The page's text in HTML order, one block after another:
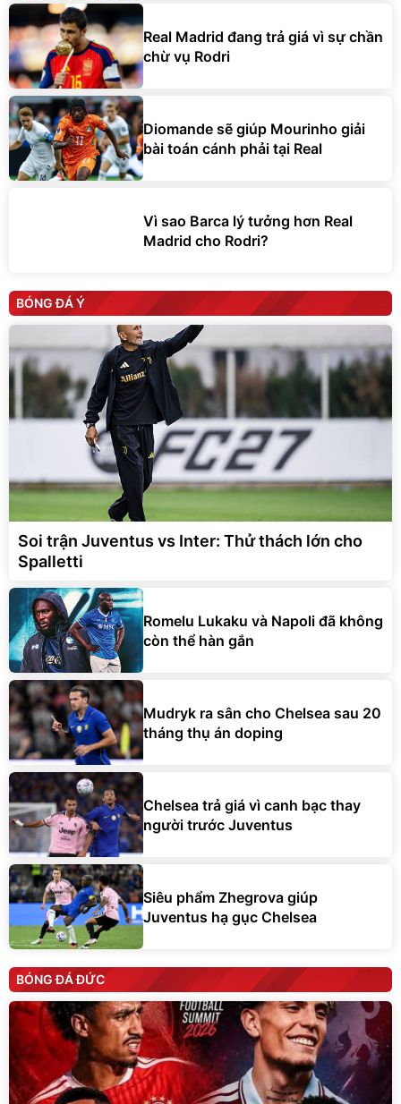
Real Madrid đang trả giá vì sự chần
chừ vụ Rodri
Diomande sẽ giúp Mourinho giải
bài toán cánh phải tại Real
Vì sao Barca lý tưởng hơn Real
Madrid cho Rodri?
BÓNG ĐÁ Ý
Soi trận Juventus vs Inter: Thử thách lớn cho
Spalletti
Romelu Lukaku và Napoli đã không
còn thể hàn gắn
Mudryk ra sân cho Chelsea sau 20
tháng thụ án doping
Chelsea trả giá vì canh bạc thay
người trước Juventus
Siêu phẩm Zhegrova giúp
Juventus hạ gục Chelsea
BÓNG ĐÁ ĐỨC